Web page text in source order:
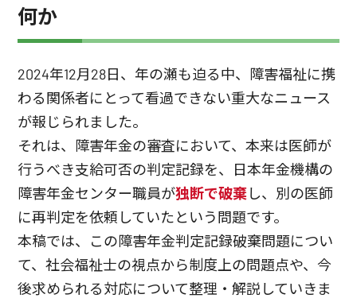
何か
2024年12月28日、年の瀬も迫る中、障害福祉に携
わる関係者にとって看過できない重大なニュース
が報じられました。
それは、障害年金の審査において、本来は医師が
行うべき支給可否の判定記録を、日本年金機構の
障害年金センター職員が独断で破棄し、別の医師
に再判定を依頼していたという問題です。
本稿では、この障害年金判定記録破棄問題につい
て、社会福祉士の視点から制度上の問題点や、今
後求められる対応について整理・解説していきま